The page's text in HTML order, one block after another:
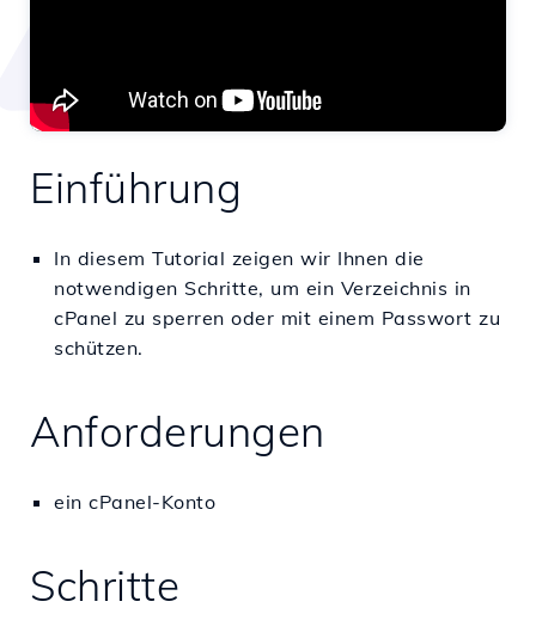
Einführung
In diesem Tutorial zeigen wir Ihnen die
notwendigen Schritte, um ein Verzeichnis in
cPanel zu sperren oder mit einem Passwort zu
schützen.
Anforderungen
ein cPanel-Konto
Schritte